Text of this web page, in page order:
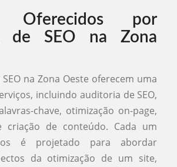
Oferecidos por
de SEO na Zona
na Zona Oeste oferecem uma
incluindo auditoria de SEO,
chave, otimização on-page,
criação de conteúdo. Cada um
é projetado para abordar
da otimização de um site,